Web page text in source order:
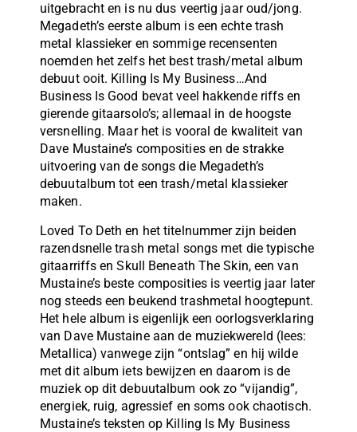
uitgebracht en is nu dus veertig jaar oud/jong.
Megadeth’s eerste album is een echte trash
metal klassieker en sommige recensenten
noemden het zelfs het best trash/metal album
debuut ooit. Killing Is My Business…And
Business Is Good bevat veel hakkende riffs en
gierende gitaarsolo’s; allemaal in de hoogste
versnelling. Maar het is vooral de kwaliteit van
Dave Mustaine’s composities en de strakke
uitvoering van de songs die Megadeth’s
debuutalbum tot een trash/metal klassieker
maken.
Loved To Deth en het titelnummer zijn beiden
razendsnelle trash metal songs met die typische
gitaarriffs en Skull Beneath The Skin, een van
Mustaine’s beste composities is veertig jaar later
nog steeds een beukend trashmetal hoogtepunt.
Het hele album is eigenlijk een oorlogsverklaring
van Dave Mustaine aan de muziekwereld (lees:
Metallica) vanwege zijn “ontslag” en hij wilde
met dit album iets bewijzen en daarom is de
muziek op dit debuutalbum ook zo “vijandig”,
energiek, ruig, agressief en soms ook chaotisch.
Mustaine’s teksten op Killing Is My Business